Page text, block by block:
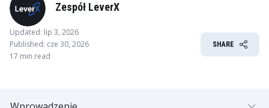
Zespół LeverX
Updated: lip 3, 2026
Published: cze 30, 2026
17 min read
SHARE